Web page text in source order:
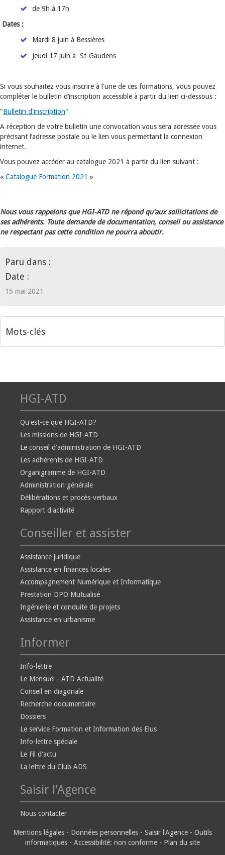
de 9h à 17h
Dates :
Mardi 8 juin à Bessières
Jeudi 17 juin à St-Gaudens
Si vous souhaitez vous inscrire à l'une de ces formations, vous pouvez
compléter le bulletin d’inscription accessible à partir du lien ci-dessous :
"Bulletin d'inscription"
A réception de votre bulletin une convocation vous sera adressée vous
précisant l’adresse postale ou le lien vous permettant la connexion
internet.
Vous pouvez accéder au catalogue 2021 à partir du lien suivant :
« Catalogue Formation 2021 »
Nous vous rappelons que HGI-ATD ne répond qu'aux sollicitations de
ses adhérents. Toute demande de documentation, conseil ou assistance
ne respectant pas cette condition ne pourra aboutir.
Paru dans :
Date :
15 mai 2021
Mots-clés
HGI-ATD
Qu'est-ce que HGI-ATD?
Les missions de HGI-ATD
Le conseil d'administration de HGI-ATD
Les adhérents de HGI-ATD
Organigramme de HGI-ATD
Administration générale
Délibérations et procès-verbaux
Rapport d'activité
Conseiller et assister
Assistance juridique
Assistance en finances locales
Accompagnement Numérique et Informatique
Prestation DPO Mutualisé
Ingénierie et conduite de projets
Assistance en urbanisme
Informer
Info-lettre
Le Mensuel - ATD Actualité
Conseil en diagonale
Recherche documentaire
Dossiers
Le service Formation et Information des Elus
Info-lettre spéciale
Le Fil d'actu
La lettre du Club ADS
Saisir l'Agence
Nous contacter
Mentions légales - Données personnelles - Saisir l'Agence - Outils
informatiques - Accessibilité: non conforme - Plan du site